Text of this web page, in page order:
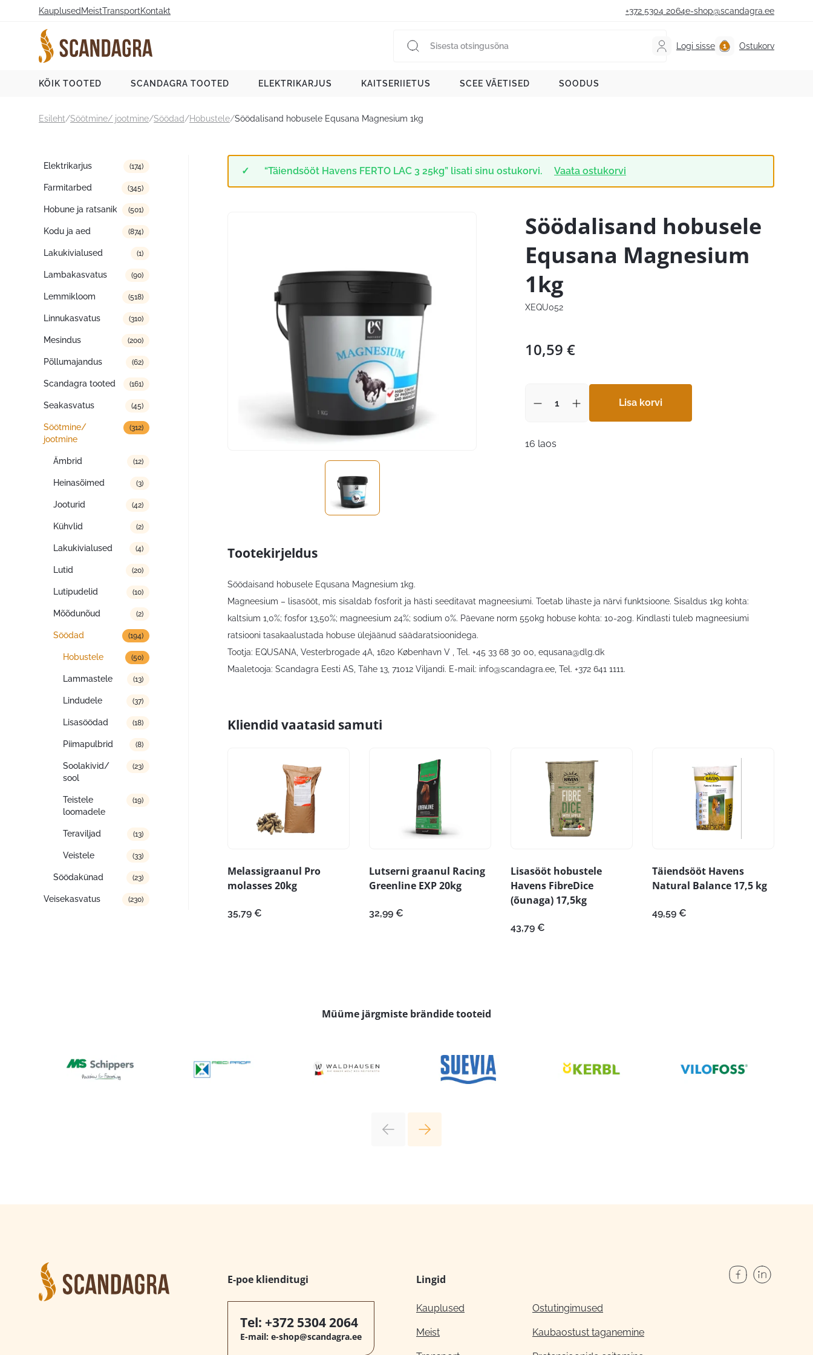
Kauplused MeistTransportKontakt +372 5304 2064e-shop@scandagra.ee
Logi sisse Ostukorv
KÕIK TOOTED SCANDAGRA TOOTED ELEKTRIKARJUS KAITSERIIETUS SCEE VÄETISED SOODUS
Esileht/Söötmine/ jootmine/Söödad/Hobustele/Söödalisand hobusele Equsana Magnesium 1kg
Tootekategooriad
Elektrikarjus (174)
Farmitarbed (345)
Hobune ja ratsanik (501)
Kodu ja aed (874)
Lakukivialused (1)
Lambakasvatus (90)
Lemmikloom (518)
Linnukasvatus (310)
Mesindus (200)
Põllumajandus (62)
Scandagra tooted (161)
Seakasvatus (45)
Söötmine/
jootmine
(312)
Ämbrid (12)
Heinasõimed (3)
Jooturid (42)
Kühvlid (2)
Lakukivialused (4)
Lutid (20)
Lutipudelid (10)
Mõõdunõud (2)
Söödad (194)
Hobustele (50)
Lammastele (13)
Lindudele (37)
Lisasöödad (18)
Piimapulbrid (8)
Soolakivid/
sool
(23)
Teistele
loomadele
(19)
Teraviljad (13)
Veistele (33)
Söödakünad (23)
Veisekasvatus (230)
“Täiendsööt Havens FERTO LAC 3 25kg” lisati sinu ostukorvi. Vaata ostukorvi
Söödalisand hobusele
Equsana Magnesium
1kg
XEQU052
10,59 €
Lisa korvi
16 laos
Tootekirjeldus
Söödaisand hobusele Equsana Magnesium 1kg.
Magneesium – lisasööt, mis sisaldab fosforit ja hästi seeditavat magneesiumi. Toetab lihaste ja närvi funktsioone. Sisaldus 1kg kohta:
kaltsium 1,0%; fosfor 13,50%; magneesium 24%; sodium 0%. Päevane norm 550kg hobuse kohta: 10-20g. Kindlasti tuleb magneesiumi
ratsiooni tasakaalustada hobuse ülejäänud säädaratsioonidega.
Tootja: EQUSANA, Vesterbrogade 4A, 1620 København V , Tel. +45 33 68 30 00, equsana@dlg.dk
Maaletooja: Scandagra Eesti AS, Tähe 13, 71012 Viljandi. E-mail: info@scandagra.ee , Tel. +372 641 1111.
Kliendid vaatasid samuti
Melassigraanul Pro
molasses 20kg
35,79 €
Lutserni graanul Racing
Greenline EXP 20kg
32,99 €
Lisasööt hobustele
Havens FibreDice
(õunaga) 17,5kg
43,79 €
Täiendsööt Havens
Natural Balance 17,5 kg
49,59 €
Müüme järgmiste brändide tooteid
E-poe klienditugi
Tel: +372 5304 2064
E-mail: e-shop@scandagra.ee
Lingid
Kauplused
Meist
Ostutingimused
Kaubaostust taganemine